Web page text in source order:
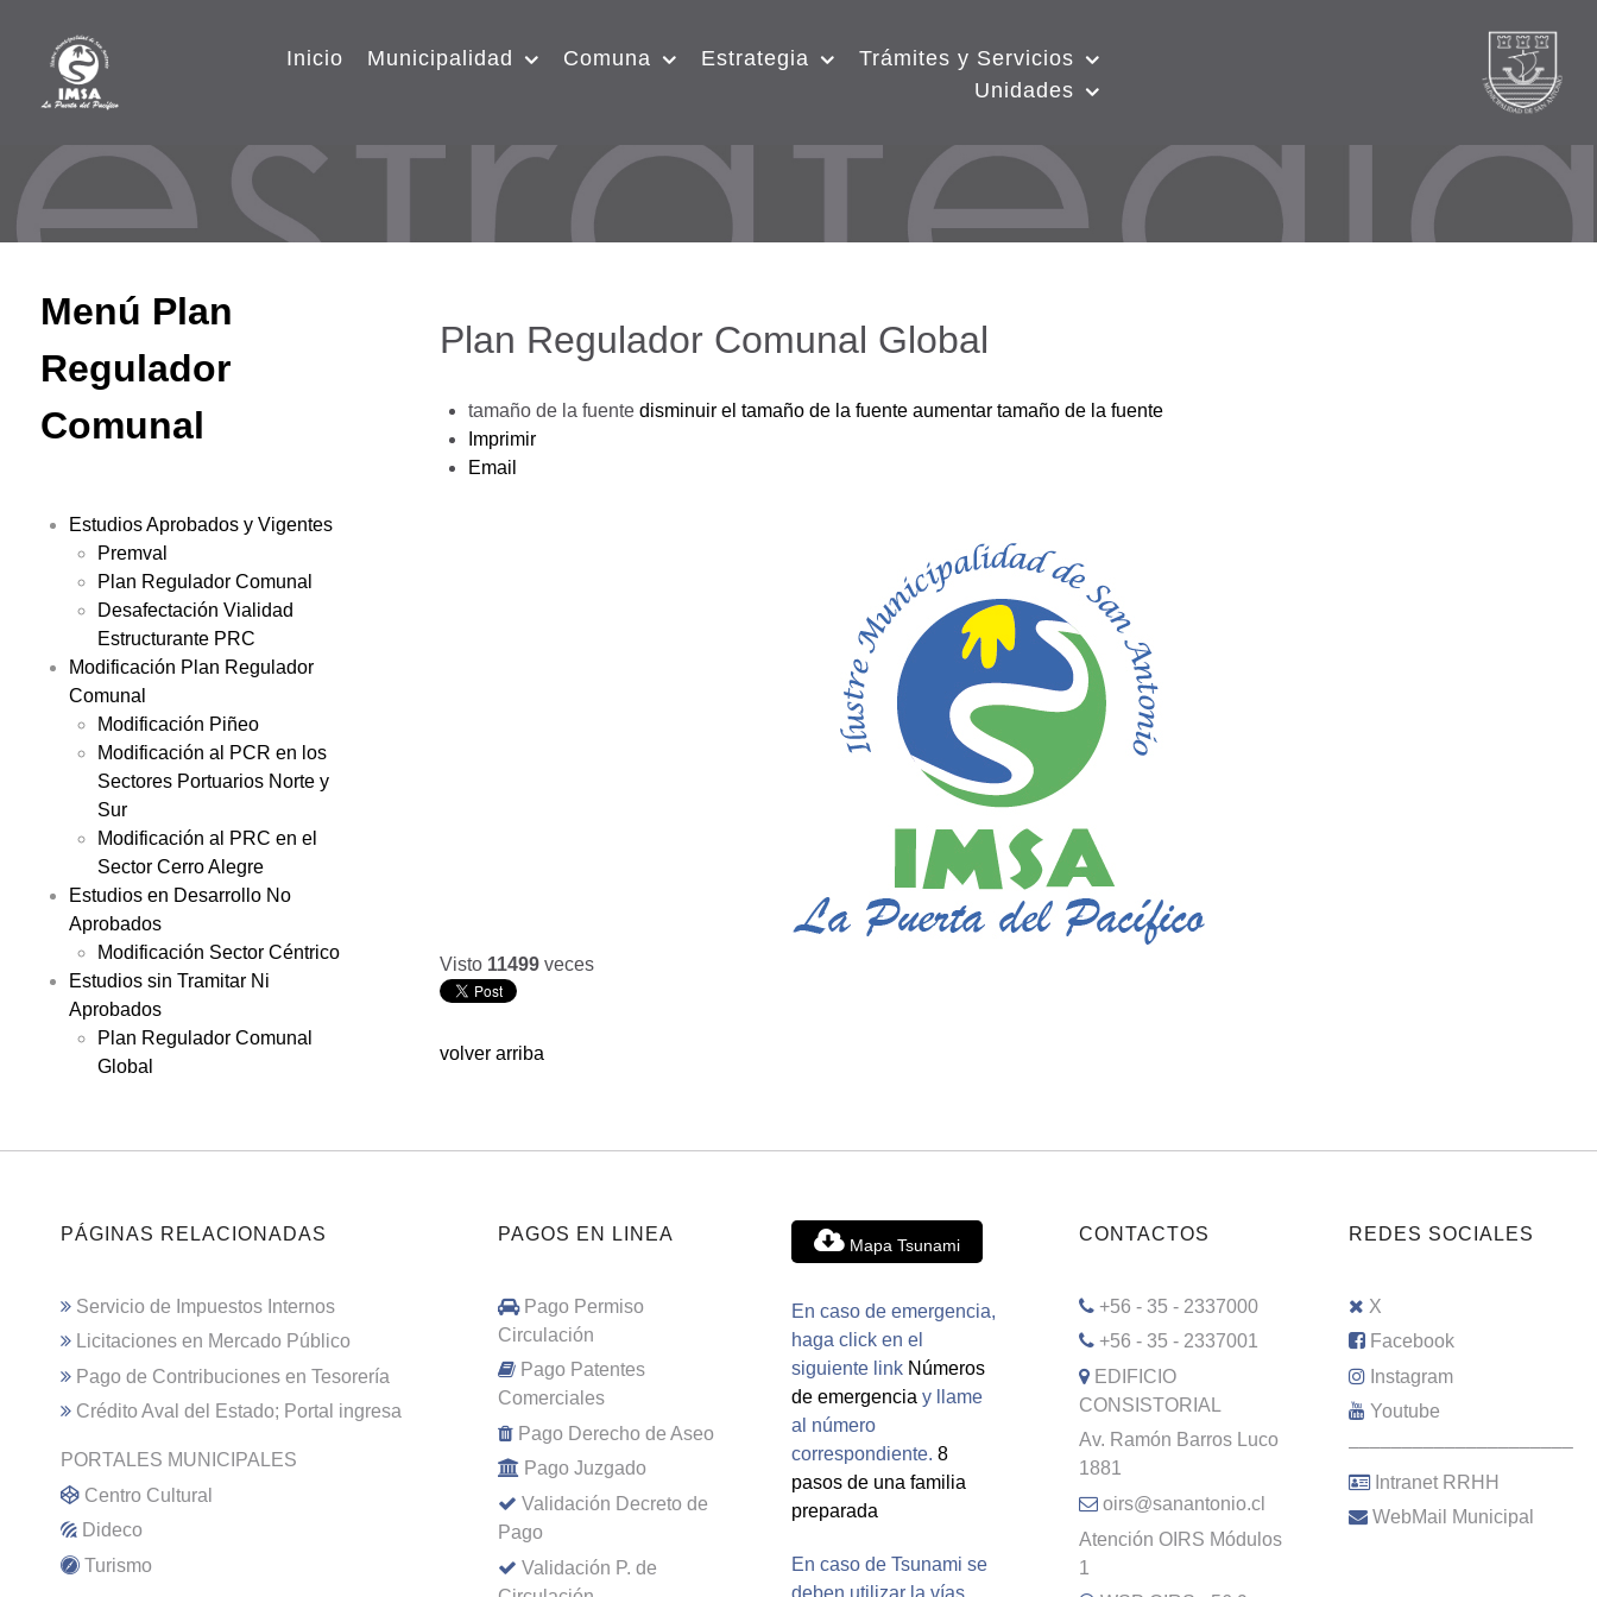
Inicio Municipalidad Comuna Estrategia
Trámites y Servicios
Unidades
Menú Plan
Regulador
Comunal
Estudios Aprobados y Vigentes
Premval
Plan Regulador Comunal
Desafectación Vialidad
Estructurante PRC
Modificación Plan Regulador
Comunal
Modificación Piñeo
Modificación al PCR en los
Sectores Portuarios Norte y
Sur
Modificación al PRC en el
Sector Cerro Alegre
Estudios en Desarrollo No
Aprobados
Modificación Sector Céntrico
Estudios sin Tramitar Ni
Aprobados
Plan Regulador Comunal
Global
Plan Regulador Comunal Global
tamaño de la fuente disminuir el tamaño de la fuente aumentar tamaño de la fuente
Imprimir
Email
Visto 11499 veces
volver arriba
PÁGINAS RELACIONADAS
Servicio de Impuestos Internos
Licitaciones en Mercado Público
Pago de Contribuciones en Tesorería
Crédito Aval del Estado; Portal ingresa
PORTALES MUNICIPALES
Centro Cultural
Dideco
Turismo
PAGOS EN LINEA
Pago Permiso
Circulación
Pago Patentes
Comerciales
Pago Derecho de Aseo
Pago Juzgado
Validación Decreto de
Pago
Validación P. de
Mapa Tsunami
En caso de emergencia,
haga click en el
siguiente link Números
de emergencia y llame
al número
correspondiente. 8
pasos de una familia
preparada
En caso de Tsunami se
deben utilizar la vías
CONTACTOS
+56 - 35 - 2337000
+56 - 35 - 2337001
EDIFICIO
CONSISTORIAL
Av. Ramón Barros Luco
1881
oirs@sanantonio.cl
Atención OIRS Módulos
1
REDES SOCIALES
X
Facebook
Instagram
Youtube
–––––––––––––––––––––
Intranet RRHH
WebMail Municipal